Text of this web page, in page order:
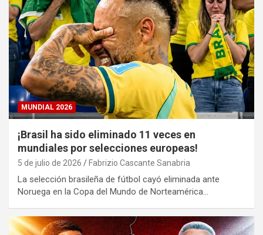
MUNDIAL 2026
¡Brasil ha sido eliminado 11 veces en
mundiales por selecciones europeas!
5 de julio de 2026 Fabrizio Cascante Sanabria
La selección brasileña de fútbol cayó eliminada ante
Noruega en la Copa del Mundo de Norteamérica…